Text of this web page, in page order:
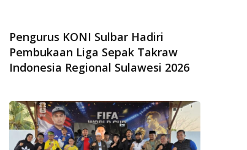
Pengurus KONI Sulbar Hadiri
Pembukaan Liga Sepak Takraw
Indonesia Regional Sulawesi 2026